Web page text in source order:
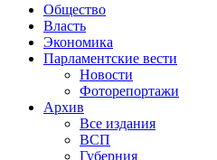
Общество
Власть
Экономика
Парламентские вести
Новости
Фоторепортажи
Архив
Все издания
ВСП
Губерния